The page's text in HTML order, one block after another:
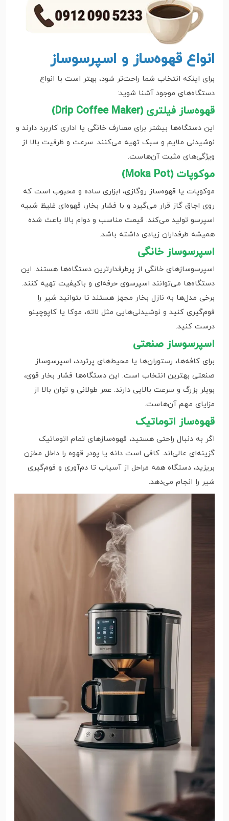
انواع قهوه‌ساز و اسپرسوساز
برای اینکه انتخاب شما راحت‌تر شود، بهتر است با انواع
دستگاه‌های موجود آشنا شوید:
قهوه‌ساز فیلتری (Drip Coffee Maker)
این دستگاه‌ها بیشتر برای مصارف خانگی یا اداری کاربرد دارند و
نوشیدنی ملایم و سبک تهیه می‌کنند. سرعت و ظرفیت بالا از
ویژگی‌های مثبت آن‌هاست.
موکوپات (Moka Pot)
موکوپات یا قهوه‌ساز روگازی، ابزاری ساده و محبوب است که
روی اجاق گاز قرار می‌گیرد و با فشار بخار، قهوه‌ای غلیظ شبیه
اسپرسو تولید می‌کند. قیمت مناسب و دوام بالا باعث شده
همیشه طرفداران زیادی داشته باشد.
اسپرسوساز خانگی
اسپرسوسازهای خانگی از پرطرفدارترین دستگاه‌ها هستند. این
دستگاه‌ها می‌توانند اسپرسوی حرفه‌ای و باکیفیت تهیه کنند.
برخی مدل‌ها به نازل بخار مجهز هستند تا بتوانید شیر را
فوم‌گیری کنید و نوشیدنی‌هایی مثل لاته، موکا یا کاپوچینو
درست کنید.
اسپرسوساز صنعتی
برای کافه‌ها، رستوران‌ها یا محیط‌های پرتردد، اسپرسوساز
صنعتی بهترین انتخاب است. این دستگاه‌ها فشار بخار قوی،
بویلر بزرگ و سرعت بالایی دارند. عمر طولانی و توان بالا از
مزایای مهم آن‌هاست.
قهوه‌ساز اتوماتیک
اگر به دنبال راحتی هستید، قهوه‌سازهای تمام اتوماتیک
گزینه‌ای عالی‌اند. کافی است دانه یا پودر قهوه را داخل مخزن
بریزید، دستگاه همه مراحل از آسیاب تا دم‌آوری و فوم‌گیری
شیر را انجام می‌دهد.